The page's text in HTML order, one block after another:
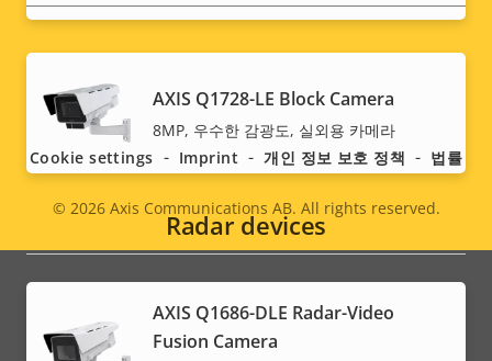
AXIS Q1728-LE Block Camera
8MP, 우수한 감광도, 실외용 카메라
Radar devices
AXIS Q1686-DLE Radar-Video
Fusion Camera
Social
menu
Legal
menu
© 2026Axis Communications AB. All rights reserved.
Cookie settings Imprint 개인 정보 보호 정책 법률